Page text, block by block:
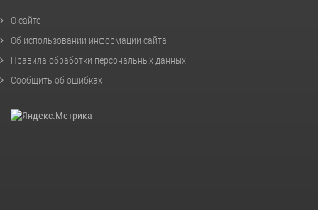
О сайте
Об использовании информации сайта
Правила обработки персональных данных
Сообщить об ошибках